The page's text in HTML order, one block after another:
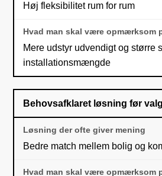
Høj fleksibilitet rum for rum
Mere udstyr udvendigt og større
installationsmængde
Behovsafklaret løsning før valg
Bedre match mellem bolig og